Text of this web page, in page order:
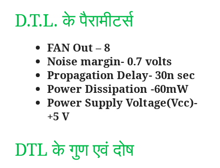
D.T.L. के पैरामीटर्स
FAN Out – 8
Noise margin- 0.7 volts
Propagation Delay- 30n sec
Power Dissipation -60mW
Power Supply Voltage(Vcc)-
+5 V
DTL के गुण एवं दोष